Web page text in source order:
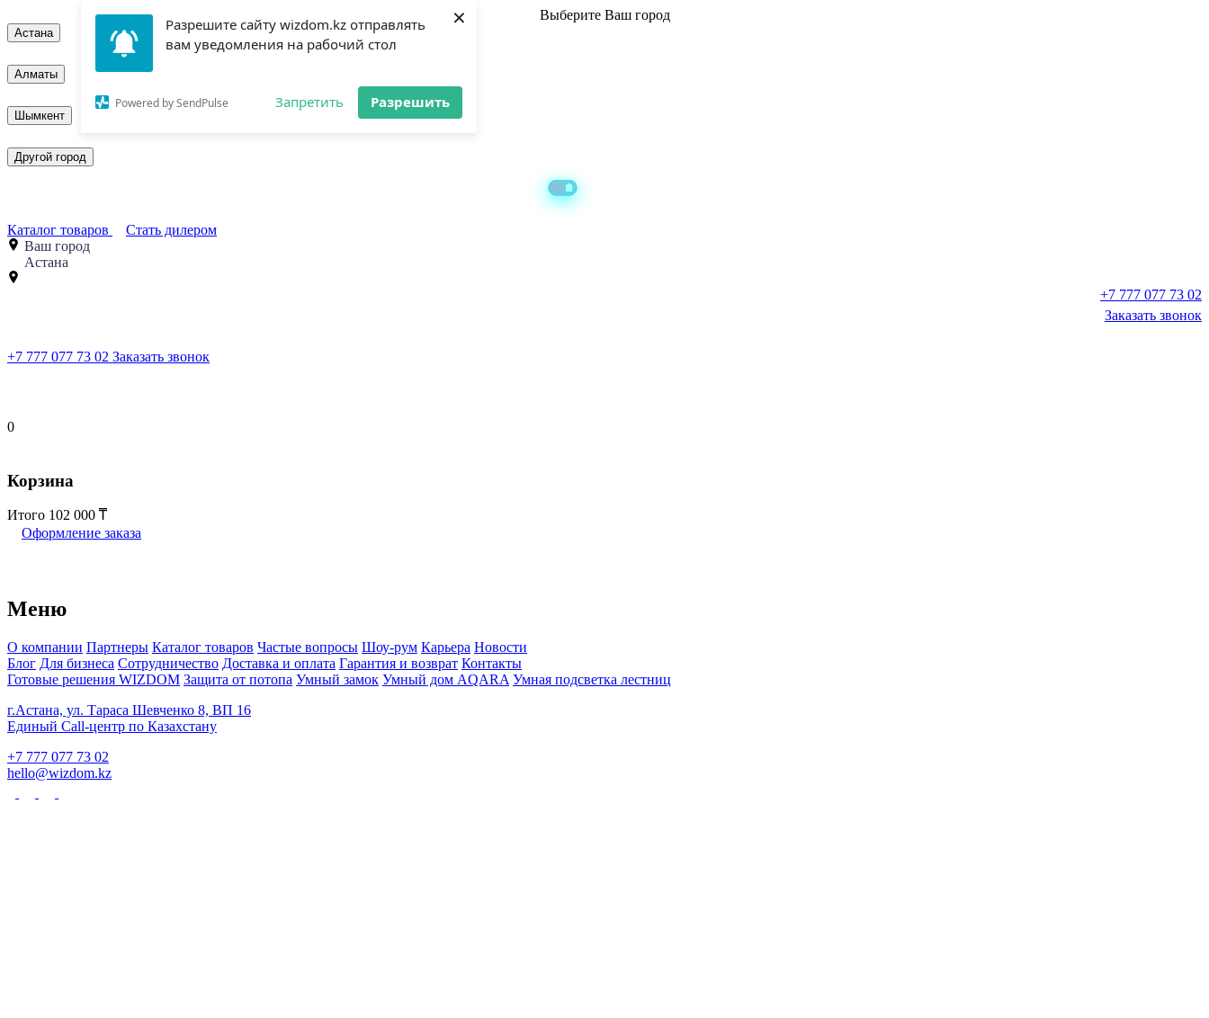
Разрешите сайту wizdom.kz отправлять
вам уведомления на рабочий стол
Powered by SendPulse Запретить Разрешить
× Выберите Ваш город
Астана
Алматы
Шымкент
Другой город
Каталог товаров
Стать дилером
Ваш город
Астана
+7 777 077 73 02
Заказать звонок
+7 777 077 73 02 Заказать звонок
0
Корзина
Итого 102 000
Оформление заказа
Меню
О компании Партнеры Каталог товаров Частые вопросы Шоу-рум Карьера Новости
Блог Для бизнеса Сотрудничество Доставка и оплата Гарантия и возврат Контакты
Готовые решения WIZDOM Защита от потопа Умный замок Умный дом AQARA Умная подсветка лестниц
г.Астана, ул. Тараса Шевченко 8, ВП 16
Единый Call-центр по Казахстану
+7 777 077 73 02
hello@wizdom.kz